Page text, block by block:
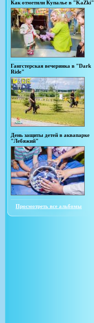
Как отметили Купалье в "KaZki"
Гангстерская вечеринка в "Dark
Ride"
День защиты детей в аквапарке
"Лебяжий"
Просмотреть все альбомы